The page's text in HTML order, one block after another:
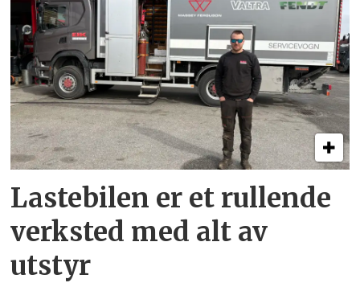
Lastebilen er et rullende
verksted med alt av
utstyr